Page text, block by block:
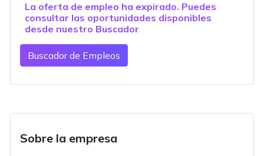
La oferta de empleo ha expirado. Puedes
consultar las oportunidades disponibles
desde nuestro Buscador
Buscador de Empleos
Sobre la empresa